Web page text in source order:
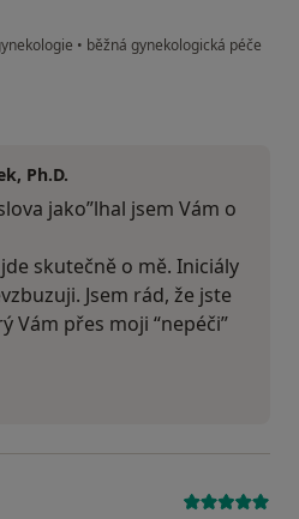
• běžná gynekologická péče
Ph.D.
jako”lhal jsem Vám o
skutečně o mě. Iniciály
Jsem rád, že jste
Vám přes moji “nepéči”